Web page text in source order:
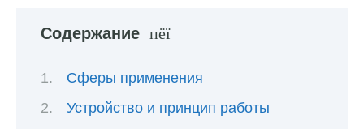
Содержание
Сферы применения
Устройство и принцип работы